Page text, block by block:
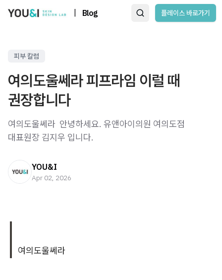
Blog 플레이스 바로가기
피부 칼럼
여의도울쎄라 피프라임 이럴 때
권장합니다
여의도울쎄라 ​ 안녕하세요. 유앤아이의원 여의도점
대표원장 김지우 입니다. ​ ​ ​ ​
YOU&I
Apr 02, 2026
여의도울쎄라